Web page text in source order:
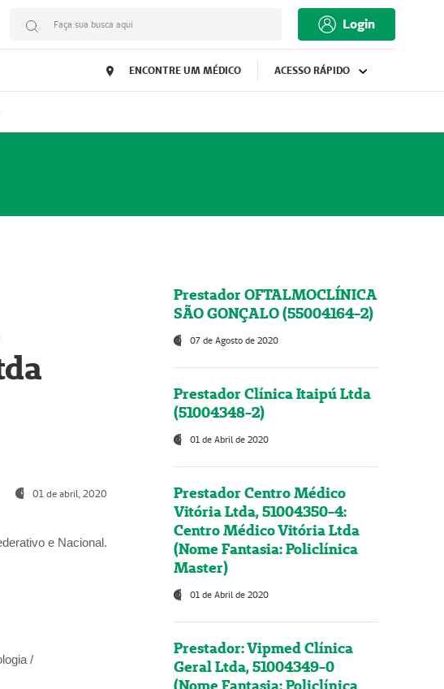
Faça sua busca aqui Login
ENCONTRE UM MÉDICO ACESSO RÁPIDO
01 de abril, 2020
e Nacional.
/
Prestador OFTALMOCLÍNICA
SÃO GONÇALO (55004164-2)
07 de Agosto de 2020
Prestador Clínica Itaipú Ltda
(51004348-2)
01 de Abril de 2020
Prestador Centro Médico
Vitória Ltda, 51004350-4:
Centro Médico Vitória Ltda
(Nome Fantasia: Policlínica
Master)
01 de Abril de 2020
Prestador: Vipmed Clínica
Geral Ltda, 51004349-0